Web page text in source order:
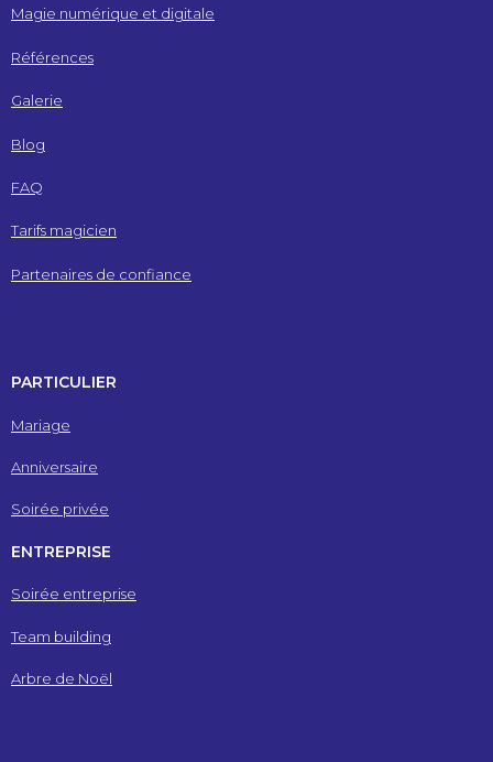
Magie numérique et digitale
Références
Galerie
Blog
FAQ
Tarifs magicien
Partenaires de confiance
PARTICULIER
Mariage
Anniversaire
Soirée privée
ENTREPRISE
Soirée entreprise
Team building
Arbre de Noël